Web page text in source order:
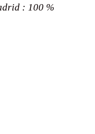
: 100 %